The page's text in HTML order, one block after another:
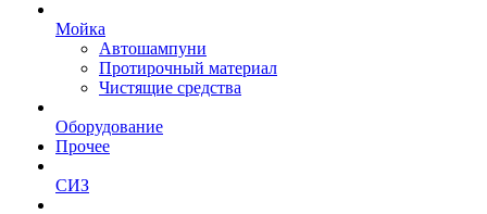
Мойка
Автошампуни
Протирочный материал
Чистящие средства
Оборудование
Прочее
СИЗ